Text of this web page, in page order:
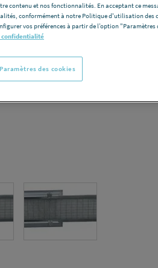
contenu et nos fonctionnalités. En acceptant ce
conformément à notre Politique d'utilisation des
vos préférences à partir de l’option "Paramètres
confidentialité
Paramètres des cookies